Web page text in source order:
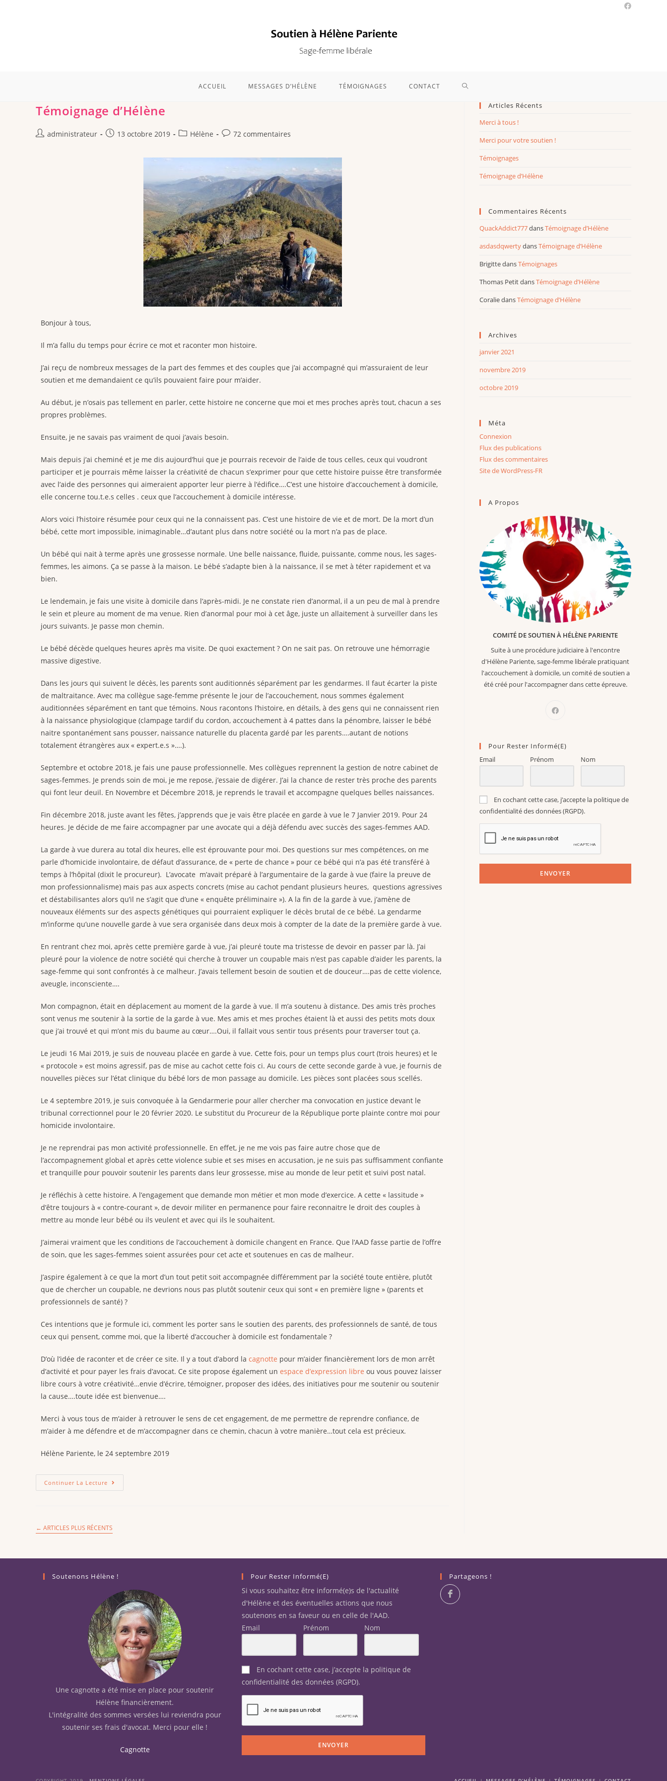
ACCUEIL MESSAGES D’HÉLÈNE TÉMOIGNAGES CONTACT
Témoignage d’Hélène
administrateur 13 octobre 2019 Hélène 72 commentaires
Bonjour à tous,
Il m’a fallu du temps pour écrire ce mot et raconter mon histoire.
J’ai reçu de nombreux messages de la part des femmes et des couples que j’ai accompagné qui m’assuraient de leur
soutien et me demandaient ce qu’ils pouvaient faire pour m’aider.
Au début, je n’osais pas tellement en parler, cette histoire ne concerne que moi et mes proches après tout, chacun a ses
propres problèmes.
Ensuite, je ne savais pas vraiment de quoi j’avais besoin.
Mais depuis j’ai cheminé et je me dis aujourd’hui que je pourrais recevoir de l’aide de tous celles, ceux qui voudront
participer et je pourrais même laisser la créativité de chacun s’exprimer pour que cette histoire puisse être transformée
avec l’aide des personnes qui aimeraient apporter leur pierre à l’édifice….C’est une histoire d’accouchement à domicile,
elle concerne tou.t.e.s celles . ceux que l’accouchement à domicile intéresse.
Alors voici l’histoire résumée pour ceux qui ne la connaissent pas. C’est une histoire de vie et de mort. De la mort d’un
bébé, cette mort impossible, inimaginable…d’autant plus dans notre société ou la mort n’a pas de place.
Un bébé qui nait à terme après une grossesse normale. Une belle naissance, fluide, puissante, comme nous, les sages-
femmes, les aimons. Ça se passe à la maison. Le bébé s’adapte bien à la naissance, il se met à téter rapidement et va
bien.
Le lendemain, je fais une visite à domicile dans l’après-midi. Je ne constate rien d’anormal, il a un peu de mal à prendre
le sein et pleure au moment de ma venue. Rien d’anormal pour moi à cet âge, juste un allaitement à surveiller dans les
jours suivants. Je passe mon chemin.
Le bébé décède quelques heures après ma visite. De quoi exactement ? On ne sait pas. On retrouve une hémorragie
massive digestive.
Dans les jours qui suivent le décès, les parents sont auditionnés séparément par les gendarmes. Il faut écarter la piste
de maltraitance. Avec ma collègue sage-femme présente le jour de l’accouchement, nous sommes également
auditionnées séparément en tant que témoins. Nous racontons l’histoire, en détails, à des gens qui ne connaissent rien
à la naissance physiologique (clampage tardif du cordon, accouchement à 4 pattes dans la pénombre, laisser le bébé
naitre spontanément sans pousser, naissance naturelle du placenta gardé par les parents….autant de notions
totalement étrangères aux « expert.e.s »….).
Septembre et octobre 2018, je fais une pause professionnelle. Mes collègues reprennent la gestion de notre cabinet de
sages-femmes. Je prends soin de moi, je me repose, j’essaie de digérer. J’ai la chance de rester très proche des parents
qui font leur deuil. En Novembre et Décembre 2018, je reprends le travail et accompagne quelques belles naissances.
Fin décembre 2018, juste avant les fêtes, j’apprends que je vais être placée en garde à vue le 7 Janvier 2019. Pour 24
heures. Je décide de me faire accompagner par une avocate qui a déjà défendu avec succès des sages-femmes AAD.
La garde à vue durera au total dix heures, elle est éprouvante pour moi. Des questions sur mes compétences, on me
parle d’homicide involontaire, de défaut d’assurance, de « perte de chance » pour ce bébé qui n’a pas été transféré à
temps à l’hôpital (dixit le procureur). L’avocate m’avait préparé à l’argumentaire de la garde à vue (faire la preuve de
mon professionnalisme) mais pas aux aspects concrets (mise au cachot pendant plusieurs heures, questions agressives
et déstabilisantes alors qu’il ne s’agit que d’une « enquête préliminaire »). A la fin de la garde à vue, j’amène de
nouveaux éléments sur des aspects génétiques qui pourraient expliquer le décès brutal de ce bébé. La gendarme
m’informe qu’une nouvelle garde à vue sera organisée dans deux mois à compter de la date de la première garde à vue.
En rentrant chez moi, après cette première garde à vue, j’ai pleuré toute ma tristesse de devoir en passer par là. J’ai
pleuré pour la violence de notre société qui cherche à trouver un coupable mais n’est pas capable d’aider les parents, la
sage-femme qui sont confrontés à ce malheur. J’avais tellement besoin de soutien et de douceur….pas de cette violence,
aveugle, inconsciente….
Mon compagnon, était en déplacement au moment de la garde à vue. Il m’a soutenu à distance. Des amis très proches
sont venus me soutenir à la sortie de la garde à vue. Mes amis et mes proches étaient là et aussi des petits mots doux
que j’ai trouvé et qui m’ont mis du baume au cœur….Oui, il fallait vous sentir tous présents pour traverser tout ça.
Le jeudi 16 Mai 2019, je suis de nouveau placée en garde à vue. Cette fois, pour un temps plus court (trois heures) et le
« protocole » est moins agressif, pas de mise au cachot cette fois ci. Au cours de cette seconde garde à vue, je fournis de
nouvelles pièces sur l’état clinique du bébé lors de mon passage au domicile. Les pièces sont placées sous scellés.
Le 4 septembre 2019, je suis convoquée à la Gendarmerie pour aller chercher ma convocation en justice devant le
tribunal correctionnel pour le 20 février 2020. Le substitut du Procureur de la République porte plainte contre moi pour
homicide involontaire.
Je ne reprendrai pas mon activité professionnelle. En effet, je ne me vois pas faire autre chose que de
l’accompagnement global et après cette violence subie et ses mises en accusation, je ne suis pas suffisamment confiante
et tranquille pour pouvoir soutenir les parents dans leur grossesse, mise au monde de leur petit et suivi post natal.
Je réfléchis à cette histoire. A l’engagement que demande mon métier et mon mode d’exercice. A cette « lassitude »
d’être toujours à « contre-courant », de devoir militer en permanence pour faire reconnaitre le droit des couples à
mettre au monde leur bébé ou ils veulent et avec qui ils le souhaitent.
J’aimerai vraiment que les conditions de l’accouchement à domicile changent en France. Que l’AAD fasse partie de l’offre
de soin, que les sages-femmes soient assurées pour cet acte et soutenues en cas de malheur.
J’aspire également à ce que la mort d’un tout petit soit accompagnée différemment par la société toute entière, plutôt
que de chercher un coupable, ne devrions nous pas plutôt soutenir ceux qui sont « en première ligne » (parents et
professionnels de santé) ?
Ces intentions que je formule ici, comment les porter sans le soutien des parents, des professionnels de santé, de tous
ceux qui pensent, comme moi, que la liberté d’accoucher à domicile est fondamentale ?
D’où l’idée de raconter et de créer ce site. Il y a tout d’abord la cagnotte pour m’aider financièrement lors de mon arrêt
d’activité et pour payer les frais d’avocat. Ce site propose également un espace d’expression libre ou vous pouvez laisser
libre cours à votre créativité…envie d’écrire, témoigner, proposer des idées, des initiatives pour me soutenir ou soutenir
la cause….toute idée est bienvenue….
Merci à vous tous de m’aider à retrouver le sens de cet engagement, de me permettre de reprendre confiance, de
m’aider à me défendre et de m’accompagner dans ce chemin, chacun à votre manière…tout cela est précieux.
Hélène Pariente, le 24 septembre 2019
Continuer La Lecture
← ARTICLES PLUS RÉCENTS
Articles Récents
Merci à tous !
Merci pour votre soutien !
Témoignages
Témoignage d’Hélène
Commentaires Récents
QuackAddict777dansTémoignage d’Hélène
asdasdqwertydansTémoignage d’Hélène
BrigittedansTémoignages
Thomas PetitdansTémoignage d’Hélène
CoraliedansTémoignage d’Hélène
Archives
janvier 2021
novembre 2019
octobre 2019
Méta
Connexion
Flux des publications
Flux des commentaires
Site de WordPress-FR
A Propos
COMITÉ DE SOUTIEN À HÉLÈNE PARIENTE
Suite à une procédure judiciaire à l'encontre
d'Hélène Pariente, sage-femme libérale pratiquant
l'accouchement à domicile, un comité de soutien a
été créé pour l'accompagner dans cette épreuve.
Pour Rester Informé(e)
Email
Prénom Nom
En cochant cette case, j’accepte la politique de
confidentialité des données (RGPD).
ENVOYER
Soutenons Hélène !
Une cagnotte a été mise en place pour soutenir
Hélène financièrement.
L'intégralité des sommes versées lui reviendra pour
soutenir ses frais d'avocat. Merci pour elle !
Cagnotte
Pour Rester Informé(e)
Si vous souhaitez être informé(e)s de l'actualité
d'Hélène et des éventuelles actions que nous
soutenons en sa faveur ou en celle de l'AAD.
Email
Prénom Nom
En cochant cette case, j’accepte la politique de
confidentialité des données (RGPD).
ENVOYER
Partageons !